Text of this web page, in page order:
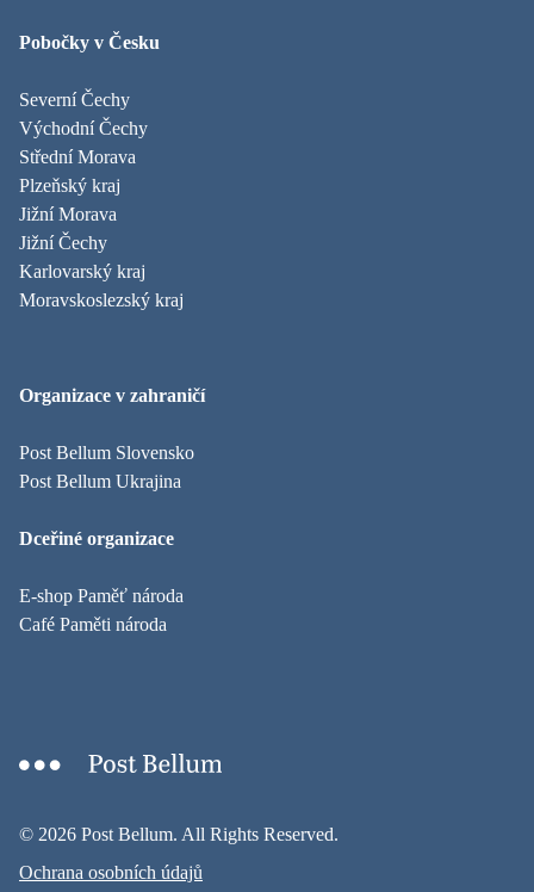
Pobočky v Česku
Severní Čechy
Východní Čechy
Střední Morava
Plzeňský kraj
Jižní Morava
Jižní Čechy
Karlovarský kraj
Moravskoslezský kraj
Organizace v zahraničí
Post Bellum Slovensko
Post Bellum Ukrajina
Dceřiné organizace
E-shop Paměť národa
Café Paměti národa
© 2026 Post Bellum. All Rights Reserved.
Ochrana osobních údajů